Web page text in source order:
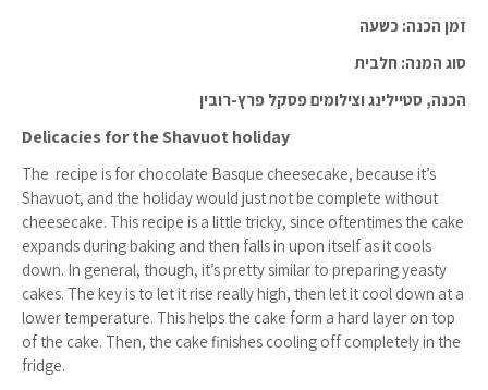
זמן הכנה: כשעה
סוג המנה: חלבית
הכנה, סטיילינג וצילומים פסקל פרץ-רובין
Delicacies for the Shavuot holiday
The recipe is for chocolate Basque cheesecake, because it’s
Shavuot, and the holiday would just not be complete without
cheesecake. This recipe is a little tricky, since oftentimes the cake
expands during baking and then falls in upon itself as it cools
down. In general, though, it’s pretty similar to preparing yeasty
cakes. The key is to let it rise really high, then let it cool down at a
lower temperature. This helps the cake form a hard layer on top
of the cake. Then, the cake finishes cooling off completely in the
fridge.